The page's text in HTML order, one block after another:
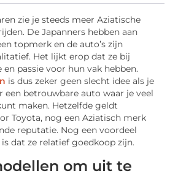
zie je steeds meer Aziatische
De Japanners hebben aan
topmerk en de auto’s zijn
Het lijkt erop dat ze bij
en passie voor hun vak hebben.
is dus zeker geen slecht idee als je
een betrouwbare auto waar je veel
maken. Hetzelfde geldt
Toyota, nog een Aziatisch merk
reputatie. Nog een voordeel
dat ze relatief goedkoop zijn.
om uit te